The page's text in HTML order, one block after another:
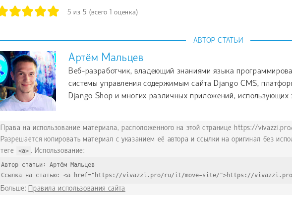
5 из5 (всего1 оценка)
АВТОР СТАТЬИ
Артём Мальцев
Веб-разработчик, владеющий знаниями языка
системы управления содержимым сайта Django CMS,
Django Shop и многих различных приложений, использующих
Права на использование материала, расположенного на этой странице https://
Разрешается копировать материал с указанием её автора и ссылки на оригинал без
теге
<a> . Использование:
Автор статьи: Артём Мальцев
Ссылка на статью: <a href="https://vivazzi.pro/ru/it/move-site/">https://
Больше: Правила использования сайта